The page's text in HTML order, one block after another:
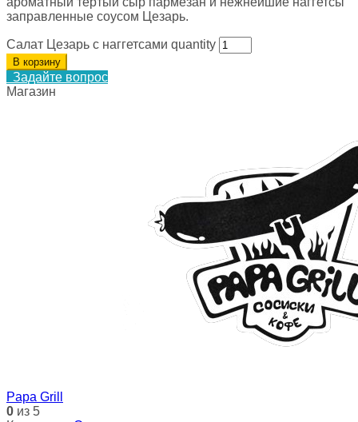
заправленные соусом Цезарь.
Салат Цезарь с наггетсами quantity
В корзину
Задайте вопрос
Магазин
Papa Grill
0 из 5